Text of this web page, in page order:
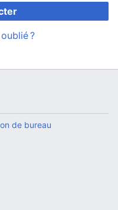
?
de bureau